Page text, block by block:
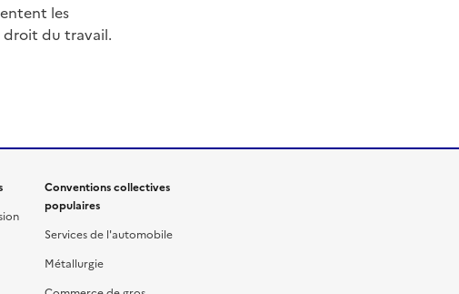
les
droit du travail.
Conventions collectives
populaires
Services de l'automobile
Métallurgie